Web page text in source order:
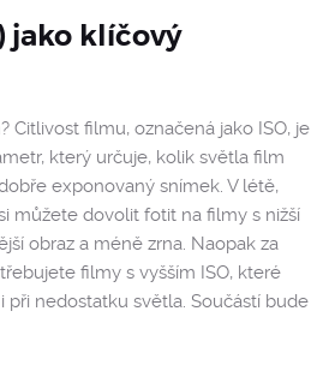
jako klíčový
Citlivost filmu, označená jako ISO, je
který určuje, kolik světla film
exponovaný snímek. V létě,
můžete dovolit fotit na filmy s nižší
obraz a méně zrna. Naopak za
filmy s vyšším ISO, které
nedostatku světla. Součástí bude